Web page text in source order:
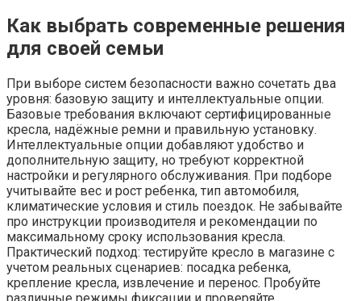
Как выбрать современные решения
для своей семьи
При выборе систем безопасности важно сочетать два
уровня: базовую защиту и интеллектуальные опции.
Базовые требования включают сертифицированные
кресла, надёжные ремни и правильную установку.
Интеллектуальные опции добавляют удобство и
дополнительную защиту, но требуют корректной
настройки и регулярного обслуживания. При подборе
учитывайте вес и рост ребенка, тип автомобиля,
климатические условия и стиль поездок. Не забывайте
про инструкции производителя и рекомендации по
максимальному сроку использования кресла.
Практический подход: тестируйте кресло в магазине с
учетом реальных сценариев: посадка ребенка,
крепление кресла, извлечение и перенос. Пробуйте